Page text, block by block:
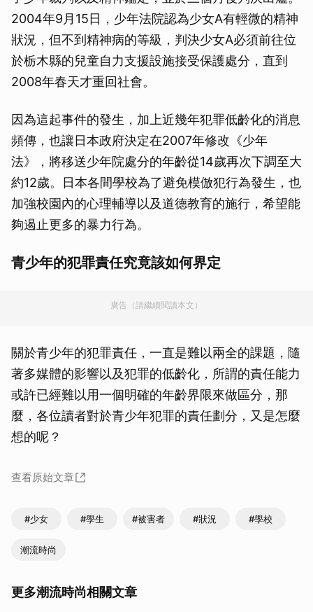
2004年9月15日，少年法院認為少女A有輕微的精神
狀況，但不到精神病的等級，判決少女A必須前往位
於栃木縣的兒童自力支援設施接受保護處分，直到
2008年春天才重回社會。
因為這起事件的發生，加上近幾年犯罪低齡化的消息
頻傳，也讓日本政府決定在2007年修改《少年
法》，將移送少年院處分的年齡從14歲再次下調至大
約12歲。日本各間學校為了避免模倣犯行為發生，也
加強校園內的心理輔導以及道德教育的施行，希望能
夠遏止更多的暴力行為。
青少年的犯罪責任究竟該如何界定
廣告（請繼續閱讀本文）
關於青少年的犯罪責任，一直是難以兩全的課題，隨
著多媒體的影響以及犯罪的低齡化，所謂的責任能力
或許已經難以用一個明確的年齡界限來做區分，那
麼，各位讀者對於青少年犯罪的責任劃分，又是怎麼
想的呢？
查看原始文章
#少女 #學生 #被害者 #狀況 #學校
潮流時尚
更多潮流時尚相關文章